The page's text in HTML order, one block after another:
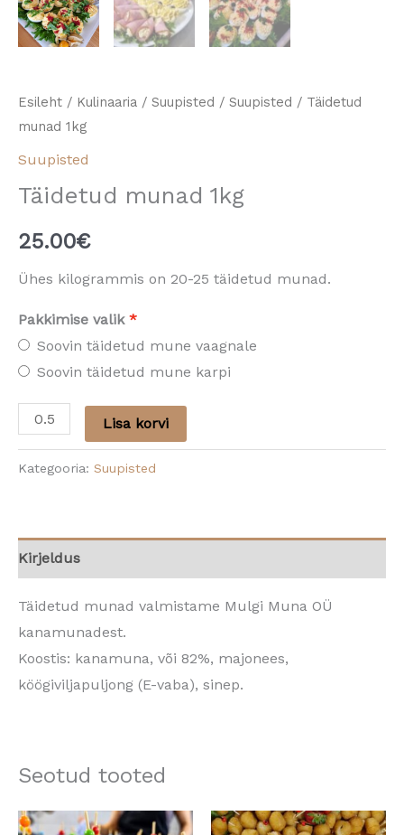
Esileht / Kulinaaria / Suupisted / Suupisted / Täidetud
munad 1kg
Suupisted
Täidetud munad 1kg
25.00€
Ühes kilogrammis on 20-25 täidetud munad.
Pakkimise valik
Soovin täidetud mune vaagnale
Soovin täidetud mune karpi
Lisa korvi
Kategooria: Suupisted
Kirjeldus
Täidetud munad valmistame Mulgi Muna OÜ
kanamunadest.
Koostis: kanamuna, või 82%, majonees,
köögiviljapuljong (E-vaba), sinep.
Seotud tooted